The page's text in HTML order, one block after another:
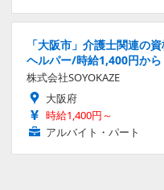
「大阪市」介護士関連の
ヘルパー/時給1,400円か
株式会社SOYOKAZE
大阪府
時給1,400円～
アルバイト・パート